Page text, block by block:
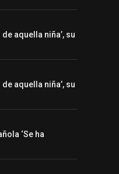
aquella niña’, su
aquella niña’, su
‘Se ha